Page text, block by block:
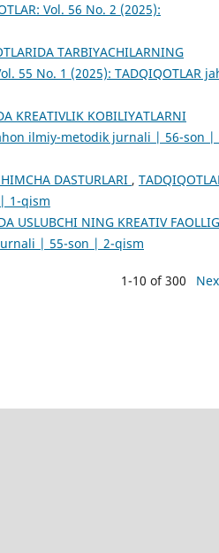
Vol. 56 No. 2 (2025):
TARBIYACHILARNING
55 No. 1 (2025): TADQIQOTLAR
KREATIVLIK KOBILIYATLARNI
ilmiy-metodik jurnali | 56-son |
DASTURLARI ,
1-qism
USLUBCHI NING KREATIV
jurnali | 55-son | 2-qism
1-10 of 300